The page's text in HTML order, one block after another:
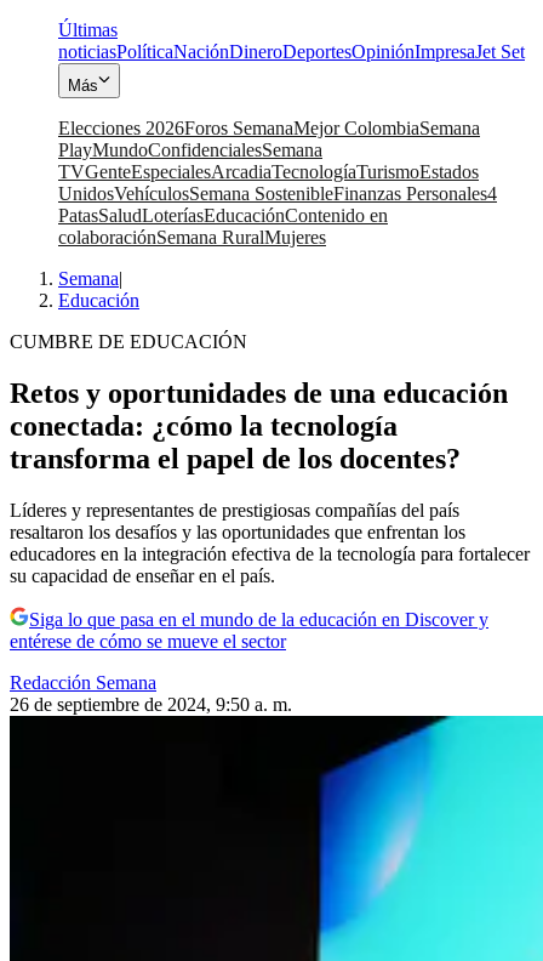
Últimas
noticiasPolíticaNaciónDineroDeportesOpiniónImpresaJet Set
Más
Elecciones 2026Foros SemanaMejor ColombiaSemana
PlayMundoConfidencialesSemana
TVGenteEspecialesArcadiaTecnologíaTurismoEstados
UnidosVehículosSemana SostenibleFinanzas Personales4
PatasSaludLoteríasEducaciónContenido en
colaboraciónSemana RuralMujeres
Semana|
Educación
CUMBRE DE EDUCACIÓN
Retos y oportunidades de una educación
conectada: ¿cómo la tecnología
transforma el papel de los docentes?
Líderes y representantes de prestigiosas compañías del país
resaltaron los desafíos y las oportunidades que enfrentan los
educadores en la integración efectiva de la tecnología para fortalecer
su capacidad de enseñar en el país.
Siga lo que pasa en el mundo de la educación en Discover y
entérese de cómo se mueve el sector
Redacción Semana
26 de septiembre de 2024, 9:50 a. m.